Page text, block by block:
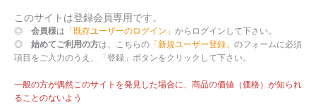
このサイトは登録会員専用です。
◎ 会員様は 「既存ユーザーのログイン」 からログインして下さい。
◎ 始めてご利用の方は、こちらの 「新規ユーザー登録」 のフォームに必須
項目をご入力のうえ、「登録」ボタンをクリックして下さい。
一般の方が偶然このサイトを発見した場合に、商品の価値（価格）が知られ
ることのないよう